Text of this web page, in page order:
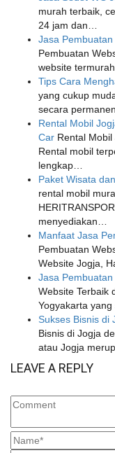
murah terbaik,
24 jam dan…
Jasa
Pembuatan
website
Tips Cara
yang cukup
secara
Rental Mobil
Car Rental Mobil
Rental mobil
lengkap…
Paket Wisata
rental mobil
menyediakan…
Manfaat Jasa
Pembuatan
Website Jogja,
Jasa
Website Terbaik
Yogyakarta yang
Sukses Bisnis di
Bisnis di Jogja
atau Jogja
LEAVE A REPLY